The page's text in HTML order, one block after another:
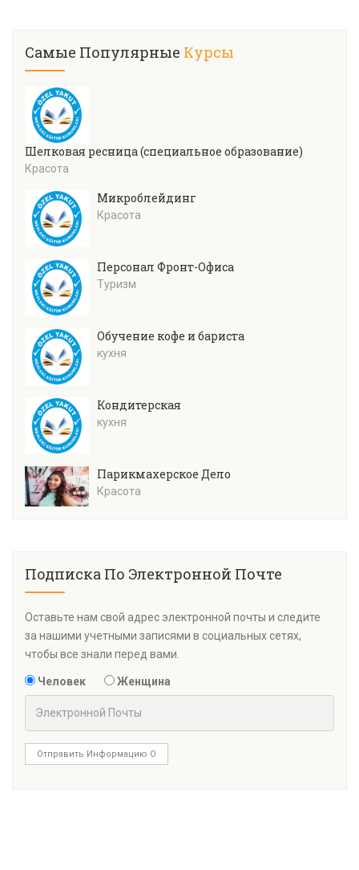
Самые Популярные Курсы
Шелковая ресница (специальное образование)
Красота
Микроблейдинг
Красота
Персонал Фронт-Офиса
Туризм
Обучение кофе и бариста
кухня
Кондитерская
кухня
Парикмахерское Дело
Красота
Подписка По Электронной Почте
Оставьте нам свой адрес электронной почты и следите
за нашими учетными записями в социальных сетях,
чтобы все знали перед вами.
Человек Женщина
Отправить Информацию О